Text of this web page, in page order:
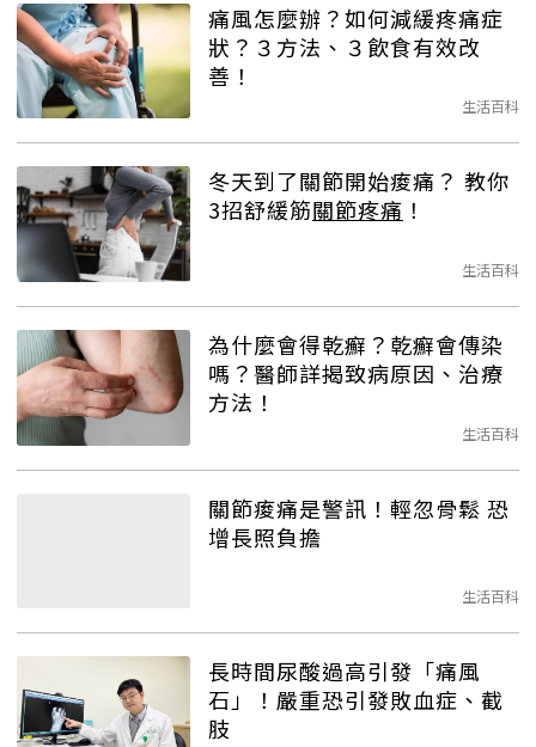
痛風怎麼辦？如何減緩疼痛症
狀？３方法、３飲食有效改
善！
生活百科
冬天到了關節開始痠痛？ 教你
3招舒緩筋關節疼痛 ！
生活百科
為什麼會得乾癬？乾癬會傳染
嗎？醫師詳揭致病原因、治療
方法！
生活百科
關節痠痛是警訊！輕忽骨鬆 恐
增長照負擔
生活百科
長時間尿酸過高引發「痛風
石」！嚴重恐引發敗血症、截
肢